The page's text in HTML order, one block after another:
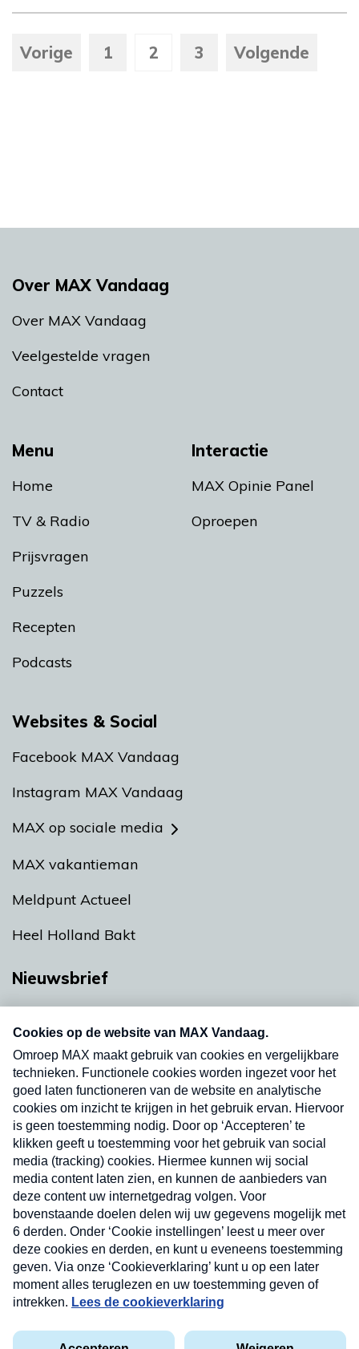
Vorige 1 2 3 Volgende
Menu
Home
TV & Radio
Prijsvragen
Puzzels
Recepten
Podcasts
Interactie
MAX Opinie Panel
Oproepen
Over MAX Vandaag
Over MAX Vandaag
Veelgestelde vragen
Contact
Websites & Social
Facebook MAX Vandaag
Instagram MAX Vandaag
MAX op sociale media
MAX vakantieman
Meldpunt Actueel
Heel Holland Bakt
Nieuwsbrief
nieuwsbrief. Elke vrijdag- en dinsdagochtend in
uw mailbox.
Verzend
Privacyverklaring
Cookieverklaring
Nieuwsbrief
Neem hier een gratis abonnement op onze
nieuwsbrief. Elke vrijdag- en dinsdagochtend in uw